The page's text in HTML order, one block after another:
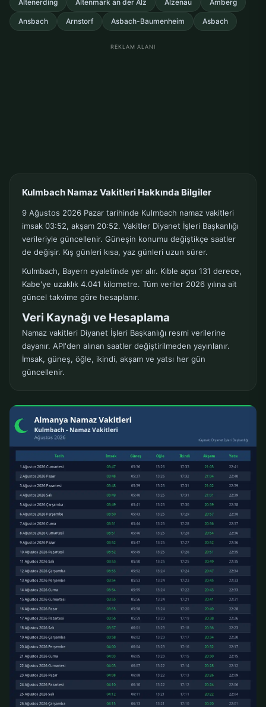
Altenerding Altenmark an der Alz Alzenau Amberg
Ansbach Arnstorf Asbach-Baumenheim Asbach
REKLAM ALANI
Kulmbach Namaz Vakitleri Hakkında Bilgiler
9 Ağustos 2026 Pazar tarihinde Kulmbach namaz vakitleri
imsak 03:52, akşam 20:52. Vakitler Diyanet İşleri Başkanlığı
verileriyle güncellenir. Güneşin konumu değiştikçe saatler
de değişir. Kış günleri kısa, yaz günleri uzun sürer.
Kulmbach, Bayern eyaletinde yer alır. Kıble açısı 131 derece,
Kabe'ye uzaklık 4.041 kilometre. Tüm veriler 2026 yılına ait
güncel takvime göre hesaplanır.
Veri Kaynağı ve Hesaplama
Namaz vakitleri Diyanet İşleri Başkanlığı resmi verilerine
dayanır. API'den alınan saatler değiştirilmeden yayınlanır.
İmsak, güneş, öğle, ikindi, akşam ve yatsı her gün
güncellenir.